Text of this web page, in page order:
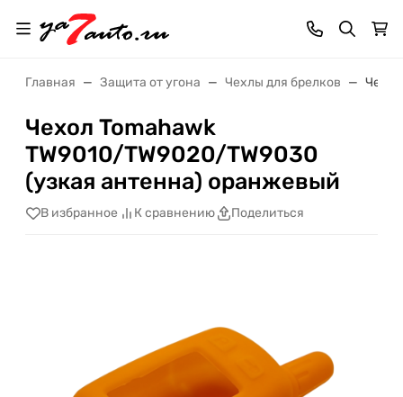
Главная Защита от угона Чехлы для брелков
Чехол Tomahawk
TW9010/TW9020/TW9030
(узкая антенна) оранжевый
В избранное К сравнению Поделиться